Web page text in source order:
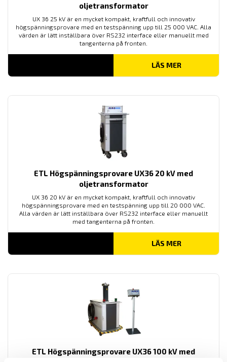
oljetransformator
UX 36 25 kV är en mycket kompakt, kraftfull och innovativ
högspänningsprovare med en testspänning upp till 25 000 VAC. Alla
värden är lätt inställbara över RS232 interface eller manuellt med
tangenterna på fronten.
LÄS MER
ETL Högspänningsprovare UX36 20 kV med
oljetransformator
UX 36 20 kV är en mycket kompakt, kraftfull och innovativ
högspänningsprovare med en testspänning upp till 20 000 VAC.
Alla värden är lätt inställbara över RS232 interface eller manuellt
med tangenterna på fronten.
LÄS MER
ETL Högspänningsprovare UX36 100 kV med